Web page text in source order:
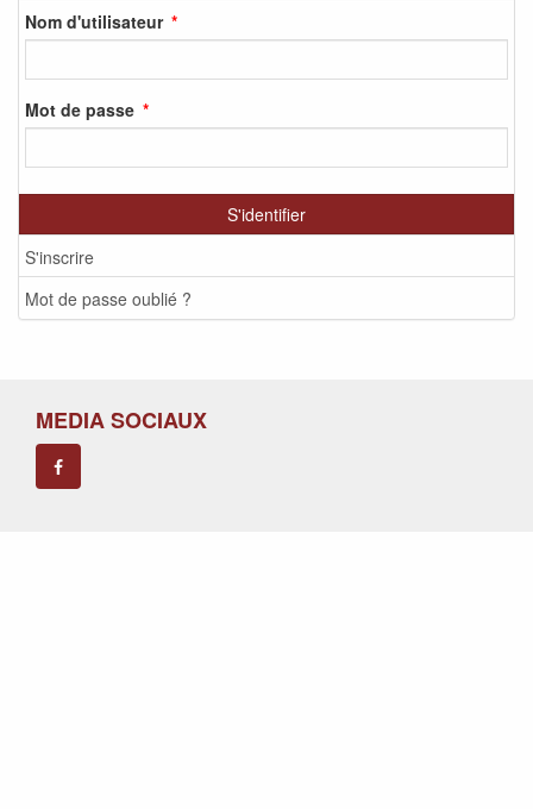
Nom d'utilisateur
Mot de passe
S'identifier
S'inscrire
Mot de passe oublié ?
MEDIA SOCIAUX